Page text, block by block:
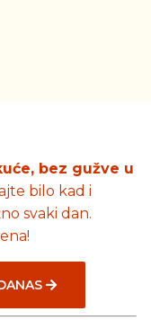
bez gužve u
bilo kad i
svaki dan.